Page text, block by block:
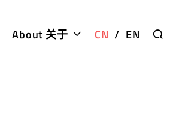
About 关于 CN / EN